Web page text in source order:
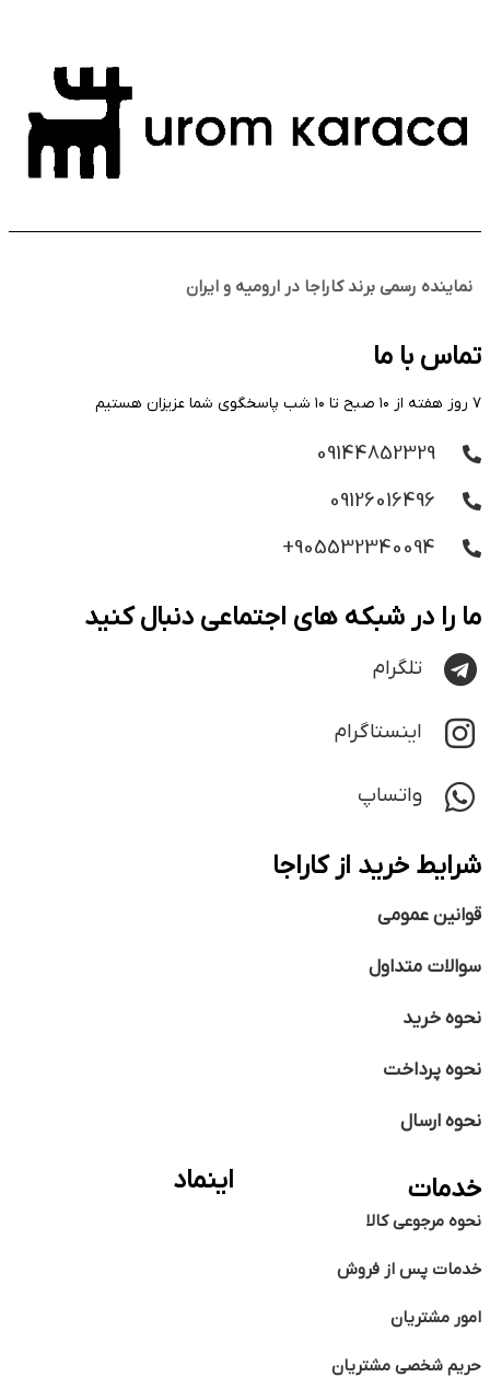
نماینده رسمی برند کاراجا در ارومیه و ایران
تماس با ما
۷ روز هفته از ۱۰ صبح تا ۱۰ شب پاسخگوی شما عزیزان هستیم
09144852329
09126016496
905532340094+
ما را در شبکه های اجتماعی دنبال کنید
تلگرام
اینستاگرام
واتساپ
شرایط خرید از کاراجا
قوانین عمومی
سوالات متداول
نحوه خرید
نحوه پرداخت
نحوه ارسال
خدمات
نحوه مرجوعی کالا
خدمات پس از فروش
امور مشتریان
حریم شخصی مشتریان
اینماد